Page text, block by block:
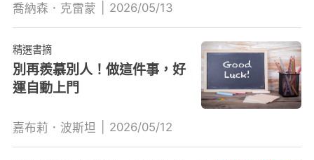
喬納森．克雷蒙 2026/05/13
精選書摘
別再羨慕別人！做這件事，好
運自動上門
嘉布莉．波斯坦 2026/05/12